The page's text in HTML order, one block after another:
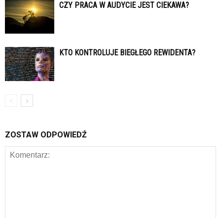
CZY PRACA W AUDYCIE JEST CIEKAWA?
KTO KONTROLUJE BIEGŁEGO REWIDENTA?
ZOSTAW ODPOWIEDŹ